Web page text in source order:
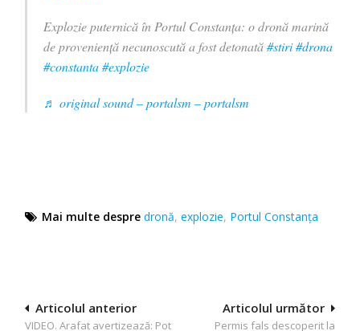
Explozie puternică în Portul Constanța: o dronă marină
de proveniență necunoscută a fost detonată#stiri#drona
#constanta #explozie
♬ original sound – portalsm – portalsm
Mai multe despre dronă,explozie, Portul Constanța
Navigare
Articolul următor
Permis fals descoperit la
Articolul anterior
VIDEO. Arafat avertizează: Pot